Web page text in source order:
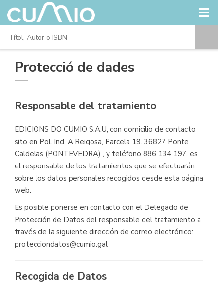
Protecció de dades
Responsable del tratamiento
EDICIONS DO CUMIO S.A.U, con domicilio de contacto
sito en Pol. Ind. A Reigosa, Parcela 19. 36827 Ponte
Caldelas (PONTEVEDRA) , y teléfono 886 134 197, es
el responsable de los tratamientos que se efectuarán
sobre los datos personales recogidos desde esta página
web.
Es posible ponerse en contacto con el Delegado de
Protección de Datos del responsable del tratamiento a
través de la siguiente dirección de correo electrónico:
protecciondatos@cumio.gal
Recogida de Datos